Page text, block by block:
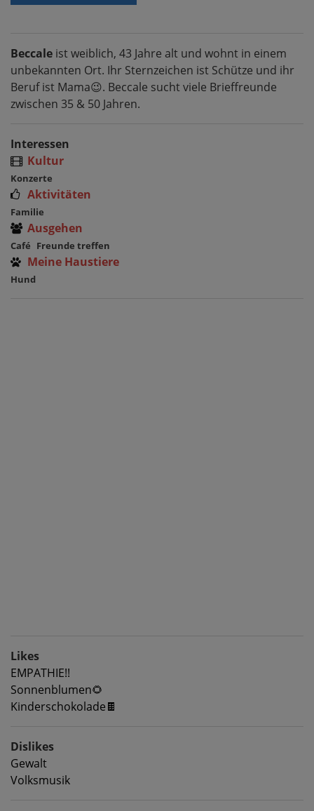
Beccale ist weiblich, 43 Jahre alt und wohnt in einem
unbekannten Ort. Ihr Sternzeichen ist Schütze und ihr
Beruf ist Mama😉. Beccale sucht viele Brieffreunde
zwischen 35 & 50 Jahren.
Interessen
Kultur
Konzerte
Aktivitäten
Familie
Ausgehen
Café Freunde treffen
Meine Haustiere
Hund
Likes
EMPATHIE!!
Sonnenblumen🌻
Kinderschokolade🍫
Dislikes
Gewalt
Volksmusik